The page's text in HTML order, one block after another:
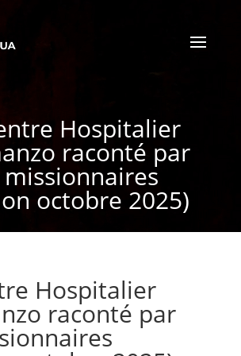
Hospitalier
raconté par
missionnaires
octobre 2025)
Hospitalier
raconté par